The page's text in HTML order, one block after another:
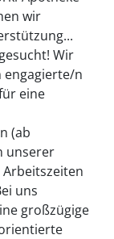
wir
Wir
engagierte/n
eine
(ab
unserer
uns
großzügige